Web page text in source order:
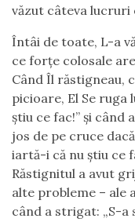
văzut câteva
Întâi de toate, L-a
ce forțe colosale
Când Îl răstigneau,
picioare, El Se ruga
știu ce fac!” și când
jos de pe cruce
iartă-i că nu știu ce
Răstignitul a avut
alte probleme – ale
când a strigat: „S-